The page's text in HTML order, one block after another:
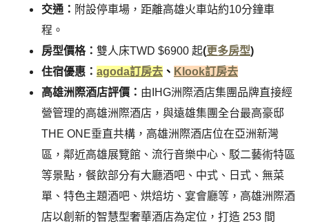
交通： 附設停車場，距離高雄火車站約10分鐘車
程。
房型價格： 雙人床TWD $6900 起(更多房型)
住宿優惠： agoda訂房去 、 Klook訂房去
高雄洲際酒店評價： 由IHG洲際酒店集團品牌直接經
營管理的高雄洲際酒店，與遠雄集團全台最高豪邸
THE ONE垂直共構，高雄洲際酒店位在亞洲新灣
區，鄰近高雄展覽館、流行音樂中心、駁二藝術特區
等景點，餐飲部分有大廳酒吧、中式、日式、無菜
單、特色主題酒吧、烘焙坊、宴會廳等，高雄洲際酒
店以創新的智慧型奢華酒店為定位，打造 253 間